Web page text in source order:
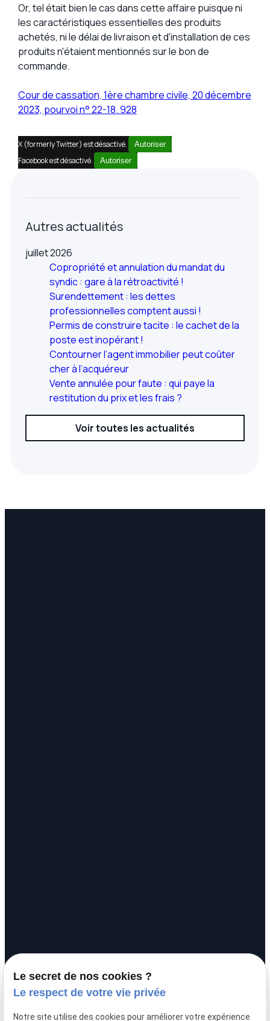
Or, tel était bien le cas dans cette affaire puisque ni
les caractéristiques essentielles des produits
achetés, ni le délai de livraison et d'installation de ces
produits n'étaient mentionnés sur le bon de
commande.
Cour de cassation, 1ère chambre civile, 20 décembre
2023, pourvoi n° 22-18. 928
X (formerly Twitter) est désactivé. Autoriser
Facebook est désactivé. Autoriser
Autres actualités
juillet 2026
Copropriété et annulation du mandat du
syndic : gare à la rétroactivité !
Surendettement : les dettes
professionnelles comptent aussi !
Permis de construire tacite : le cachet de la
poste est inopérant !
Contourner l’agent immobilier peut coûter
cher à l’acquéreur
Vente annulée pour faute : qui paye la
restitution du prix et les frais ?
Voir toutes les actualités
prachay 95300 PONTOISE
Le secret de nos cookies ?
Le respect de votre vie privée
Notre site utilise des cookies pour améliorer votre expérience